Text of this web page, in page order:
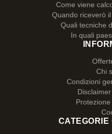
Come viene
Quando riceverò
Quali tecniche
In quali
Chi
Condizioni
CATEGORIE